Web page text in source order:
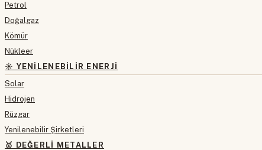
Petrol
Doğalgaz
Kömür
Nükleer
☀️ YENILENEBILIR ENERJI
Solar
Hidrojen
Rüzgar
Yenilenebilir Şirketleri
🥇 DEĞERLI METALLER